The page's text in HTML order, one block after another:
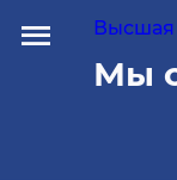
Высшая
Мы